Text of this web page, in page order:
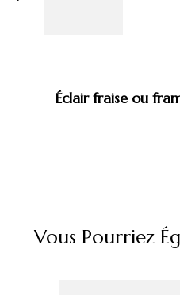
Éclair fraise ou
Vous Pourriez